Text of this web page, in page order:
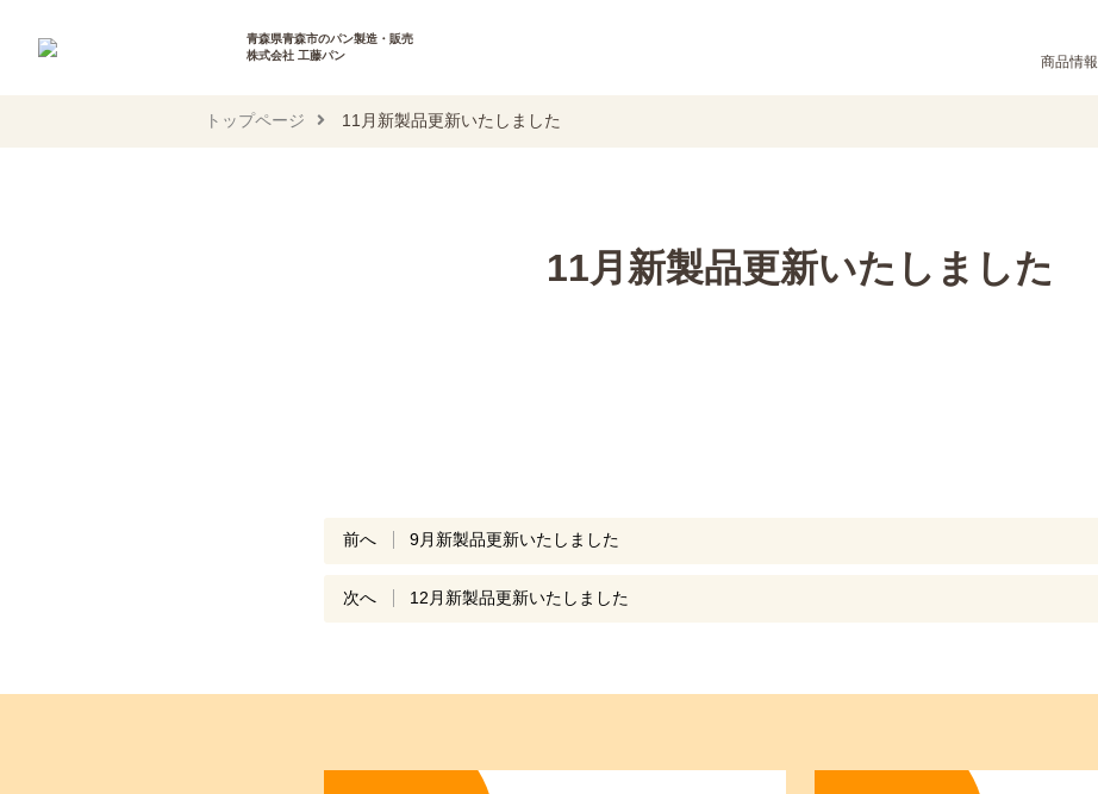
青森県青森市のパン製造・販売
株式会社 工藤パン
商品情報
トップページ 11月新製品更新いたしました
11月新製品更新いたしました
投
ナ
ゲ
シ
前へ 9月新製品更新いたしました
次へ 12月新製品更新いたしました